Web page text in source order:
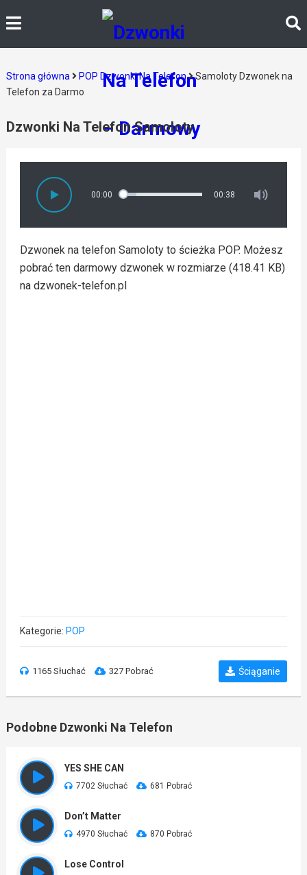
Strona główna POP Dzwonki Na Telefon
Samoloty Dzwonek na
Telefon za Darmo
Dzwonki Na Telefon Samoloty
00:00 00:38
Dzwonek na telefon Samoloty to ścieżka POP. Możesz
pobrać ten darmowy dzwonek w rozmiarze (418.41 KB)
na dzwonek-telefon.pl
Kategorie: POP
1165 Słuchać 327 Pobrać Ściąganie
Podobne Dzwonki Na Telefon
YES SHE CAN
7702 Słuchać 681 Pobrać
Don’t Matter
4970 Słuchać 870 Pobrać
Lose Control